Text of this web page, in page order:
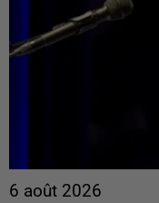
6 août 2026